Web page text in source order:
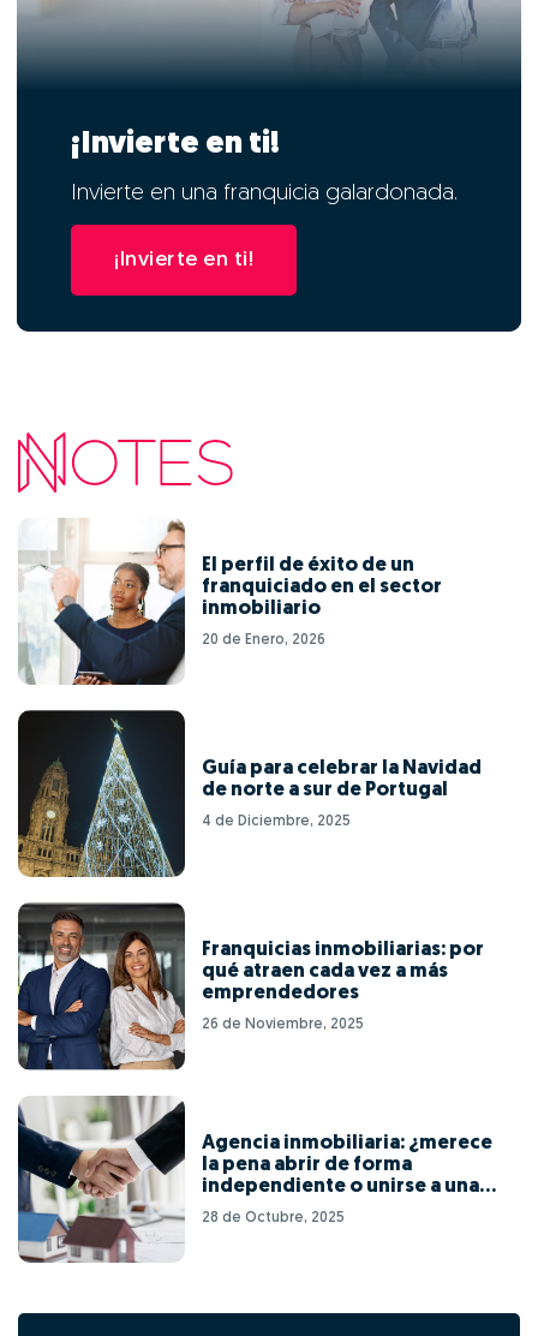
¡Invierte en ti!
Invierte en una franquicia galardonada.
¡Invierte en ti!
El perfil de éxito de un
franquiciado en el sector
inmobiliario
20 de Enero, 2026
Guía para celebrar la Navidad
de norte a sur de Portugal
4 de Diciembre, 2025
Franquicias inmobiliarias: por
qué atraen cada vez a más
emprendedores
26 de Noviembre, 2025
Agencia inmobiliaria: ¿merece
la pena abrir de forma
independiente o unirse a una
red de franquicias?
28 de Octubre, 2025